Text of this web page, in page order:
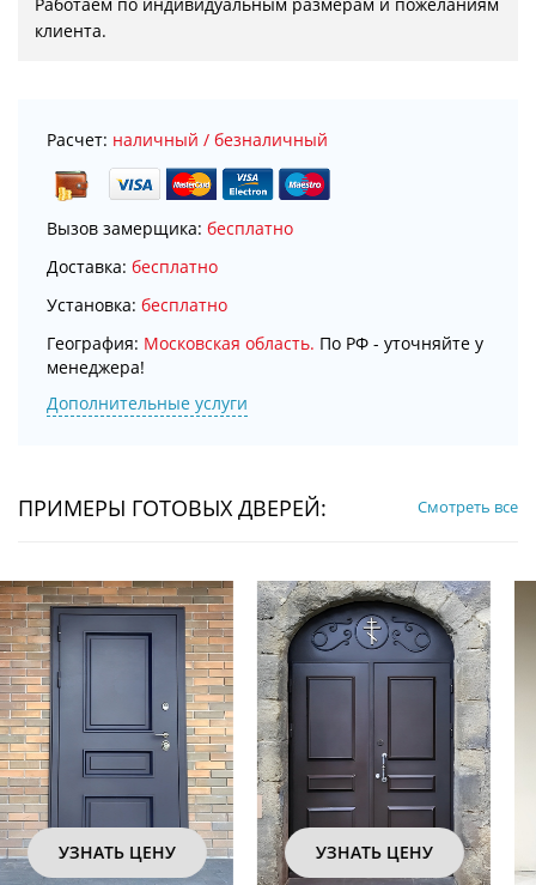
клиента.
Расчет: наличный / безналичный
Вызов замерщика: бесплатно
Доставка: бесплатно
Установка: бесплатно
География: Московская область. По РФ - уточняйте у
менеджера!
Дополнительные услуги
ПРИМЕРЫ ГОТОВЫХ ДВЕРЕЙ: Смотреть все
УЗНАТЬ ЦЕНУ УЗНАТЬ ЦЕНУ